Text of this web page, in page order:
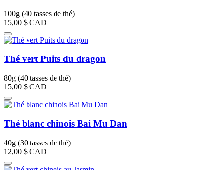
100g (40 tasses de thé)
15,00 $ CAD
Thé vert Puits du dragon
80g (40 tasses de thé)
15,00 $ CAD
Thé blanc chinois Bai Mu Dan
40g (30 tasses de thé)
12,00 $ CAD